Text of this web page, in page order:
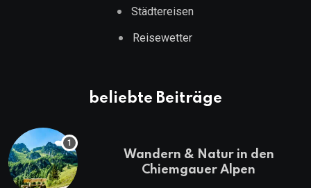
Städtereisen
Reisewetter
beliebte Beiträge
Wandern & Natur in den
Chiemgauer Alpen